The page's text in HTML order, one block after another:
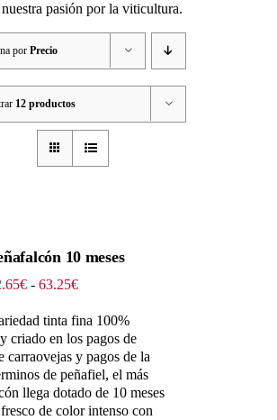
pasión por la viticultura.
por Precio
12 productos
10 meses
€ - 63.25€Rango
precios:
desde
12.65€
hasta
63.25€
tinta fina 100%
criado en los pagos de
carraovejas y pagos de la
de peñafiel, el más
llega dotado de 10 meses
de color intenso con